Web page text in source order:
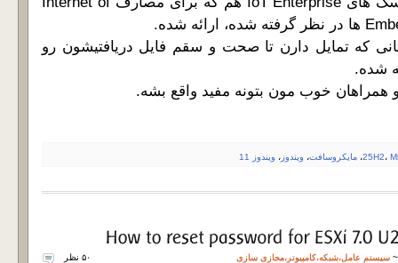
که تمایل دارن تا صحت و سقم فایل دریافتیشون رو
همراهان خوب مون بتونه مفید واقع بشه.
25H2، ، مایکروسافت، ویندوز ، ویندوز 11
سیستم عامل،شبکه،کامپیوتر ،مجازی سازی ۵۰ نظر